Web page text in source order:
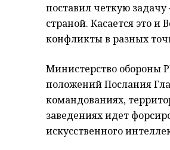
поставил четкую
страной. Касается это
конфликты в разных
Министерство обороны
положений Послания
командованиях,
заведениях идет
искусственного